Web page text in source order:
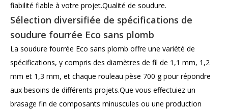
fiabilité fiable à votre projet.Qualité de soudure.
Sélection diversifiée de spécifications de
soudure fourrée Eco sans plomb
La soudure fourrée Eco sans plomb offre une variété de
spécifications, y compris des diamètres de fil de 1,1 mm, 1,2
mm et 1,3 mm, et chaque rouleau pèse 700 g pour répondre
aux besoins de différents projets.Que vous effectuiez un
brasage fin de composants minuscules ou une production